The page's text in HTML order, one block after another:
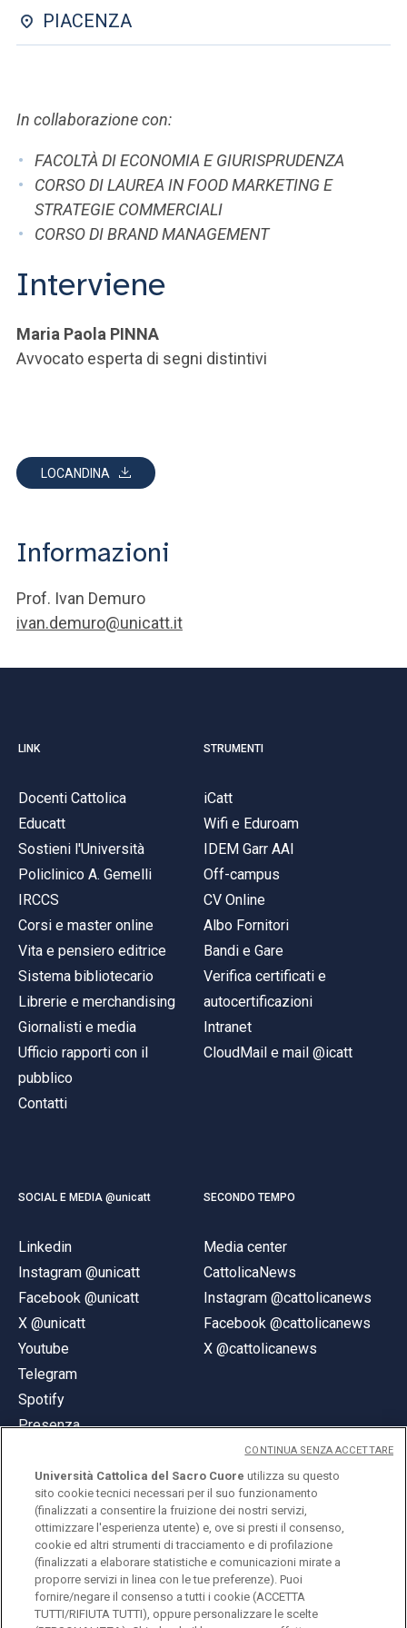
SEI UN DOCENTE O UN MEMBRO DELLO STAFF
PIACENZA
In collaborazione con:
FACOLTÀ DI ECONOMIA E GIURISPRUDENZA
CORSO DI LAUREA IN FOOD MARKETING E
STRATEGIE COMMERCIALI
CORSO DI BRAND MANAGEMENT
Interviene
Maria Paola PINNA
Avvocato esperta di segni distintivi
LOCANDINA
Informazioni
Prof. Ivan Demuro
ivan.demuro@unicatt.it
LINK
Docenti Cattolica
Educatt
Sostieni l'Università
Policlinico A. Gemelli
IRCCS
Corsi e master online
Vita e pensiero editrice
Sistema bibliotecario
Librerie e merchandising
Giornalisti e media
Ufficio rapporti con il
pubblico
Contatti
STRUMENTI
iCatt
Wifi e Eduroam
IDEM Garr AAI
Off-campus
CV Online
Albo Fornitori
Bandi e Gare
Verifica certificati e
autocertificazioni
Intranet
CloudMail e mail @icatt
SOCIAL E MEDIA @unicatt
Linkedin
Instagram @unicatt
Facebook @unicatt
X @unicatt
Youtube
Telegram
Spotify
Presenza
SECONDO TEMPO
Media center
CattolicaNews
Instagram @cattolicanews
Facebook @cattolicanews
X @cattolicanews
© Università Cattolica del Sacro Cuore
Largo A. Gemelli 1, 20123 Milano
PI 02133120150
Università Cattolica del Sacro Cuore utilizza su questo
sito cookie tecnici necessari per il suo funzionamento
(finalizzati a consentire la fruizione dei nostri servizi,
ottimizzare l'esperienza utente) e, ove si presti il consenso,
cookie ed altri strumenti di tracciamento e di profilazione
(finalizzati a elaborare statistiche e comunicazioni mirate a
proporre servizi in linea con le tue preferenze). Puoi
fornire/negare il consenso a tutti i cookie (ACCETTA
TUTTI/RIFIUTA TUTTI), oppure personalizzare le scelte
CONTINUA SENZA ACCETTARE